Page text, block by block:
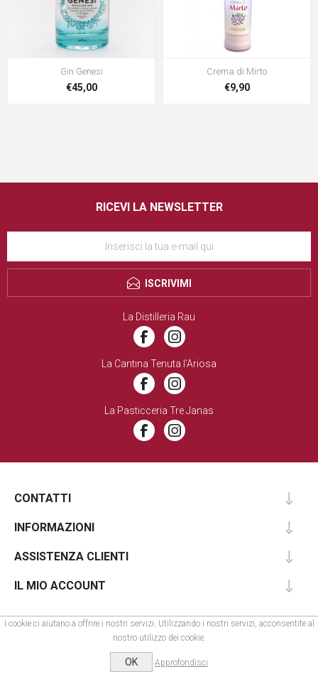
Gin Genesi
€45,00
Crema di Mirto
€9,90
RICEVI LA NEWSLETTER
ISCRIVIMI
La Distilleria Rau
La Cantina Tenuta l’Ariosa
La Pasticceria Tre Janas
CONTATTI
INFORMAZIONI
ASSISTENZA CLIENTI
IL MIO ACCOUNT
- Copyright © 2026 Rau. Tutti i diritti riservati - P. IVA:
01465470902
I cookie ci aiutano a offrire i nostri servizi. Utilizzando i nostri servizi, acconsentite al
nostro utilizzo dei cookie.
OK Approfondisci